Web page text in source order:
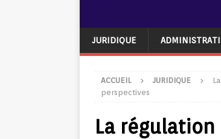
JURIDIQUE
ACCUEIL JURIDIQUE
perspectives
La